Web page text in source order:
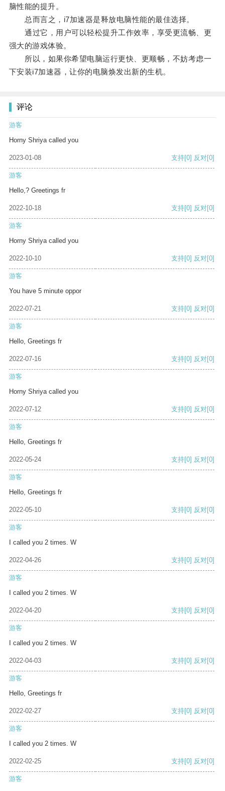
脑性能的提升。
总而言之，i7加速器是释放电脑性能的最佳选择。
通过它，用户可以轻松提升工作效率，享受更流畅、更
强大的游戏体验。
所以，如果你希望电脑运行更快、更顺畅，不妨考虑一
下安装i7加速器，让你的电脑焕发出新的生机。
评论
游客
Horny Shriya called you
2023-01-08 支持[0] 反对[0]
游客
Hello,? Greetings fr
2022-10-18 支持[0] 反对[0]
游客
Horny Shriya called you
2022-10-10 支持[0] 反对[0]
游客
You have 5 minute oppor
2022-07-21 支持[0] 反对[0]
游客
Hello, Greetings fr
2022-07-16 支持[0] 反对[0]
游客
Horny Shriya called you
2022-07-12 支持[0] 反对[0]
游客
Hello, Greetings fr
2022-05-24 支持[0] 反对[0]
游客
Hello, Greetings fr
2022-05-10 支持[0] 反对[0]
游客
I called you 2 times. W
2022-04-26 支持[0] 反对[0]
游客
I called you 2 times. W
2022-04-20 支持[0] 反对[0]
游客
I called you 2 times. W
2022-04-03 支持[0] 反对[0]
游客
Hello, Greetings fr
2022-02-27 支持[0] 反对[0]
游客
I called you 2 times. W
2022-02-25 支持[0] 反对[0]
游客